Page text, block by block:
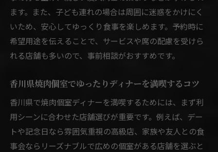
ます。また、子ども連れの場合は周囲に迷惑をかけにく
いため、安心してゆっくり食事を楽しめます。予約時に
希望用途を伝えることで、サービスや席の配慮を受けら
れる店舗も多いので、事前相談がおすすめです。
香川県焼肉個室でゆったりディナーを満喫するコツ
香川県で焼肉個室ディナーを満喫するためには、まず利
用シーンに合わせた店舗選びが重要です。例えば、デー
トや記念日なら雰囲気重視の高級店、家族や友人との食
事会ならリーズナブルで広めの個室がある店舗を選ぶと